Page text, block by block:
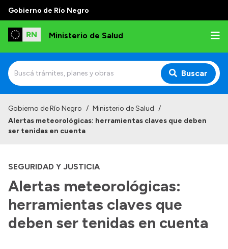
Gobierno de Río Negro
Ministerio de Salud
Buscar
Institucional
Autoridades
Consejos locales
Transparencia
Gobierno de Río Negro / Ministerio de Salud /
Alertas meteorológicas: herramientas claves que deben
ser tenidas en cuenta
SEGURIDAD Y JUSTICIA
Alertas meteorológicas:
herramientas claves que
deben ser tenidas en cuenta